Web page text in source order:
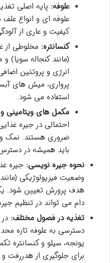
علوفه: پایه اصلی
علوفه ای و انواع
کیفیت و عاری از
کنسانتره: مخلوطی از
(مانند کنجاله سویا)
انرژی و پروتئین
پرواری، میش های
استفاده می شود.
مکمل های ویتامینی
احتمالی در جیره
ضروری هستند. نمک و
باید همیشه در
نحوه جیره نویسی: جیره
وضعیت فیزیولوژیکی
هدف پرورش تعیین شود.
دام می تواند در تنظیم
تغذیه در فصول مختلف:
دسترسی به علوفه تازه
یونجه، سیلو و کنسانتره
برای جلوگیری از هدررفت